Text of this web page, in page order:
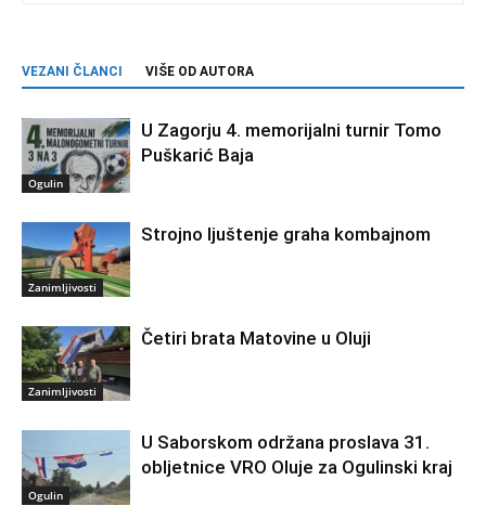
VEZANI ČLANCI VIŠE OD AUTORA
Ogulin
U Zagorju 4. memorijalni turnir Tomo
Puškarić Baja
Zanimljivosti
Strojno ljuštenje graha kombajnom
Zanimljivosti
Četiri brata Matovine u Oluji
Ogulin
U Saborskom održana proslava 31.
obljetnice VRO Oluje za Ogulinski kraj